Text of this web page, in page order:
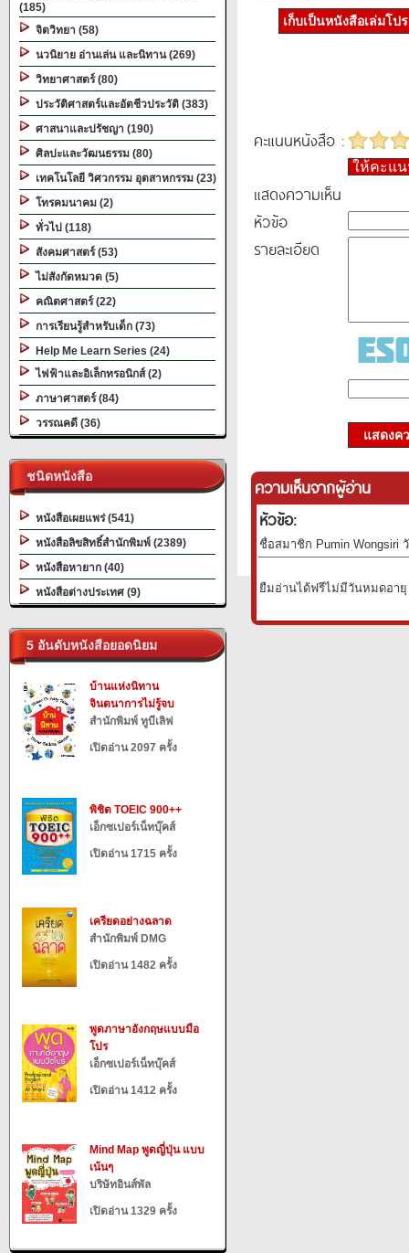
(185)
จิตวิทยา (58)
นวนิยาย อ่านเล่น และนิทาน (269)
วิทยาศาสตร์ (80)
ประวัติศาสตร์และอัตชีวประวัติ (383)
ศาสนาและปรัชญา (190)
ศิลปะและวัฒนธรรม (80)
เทคโนโลยี วิศวกรรม อุตสาหกรรม (23)
โทรคมนาคม (2)
ทั่วไป (118)
สังคมศาสตร์ (53)
ไม่สังกัดหมวด (5)
คณิตศาสตร์ (22)
การเรียนรู้สำหรับเด็ก (73)
Help Me Learn Series (24)
ไฟฟ้าและอิเล็กทรอนิกส์ (2)
ภาษาศาสตร์ (84)
วรรณคดี (36)
ชนิดหนังสือ
หนังสือเผยแพร่ (541)
หนังสือลิขสิทธิ์สำนักพิมพ์ (2389)
หนังสือหายาก (40)
หนังสือต่างประเทศ (9)
5 อันดับหนังสือยอดนิยม
บ้านแห่งนิทาน
จินตนาการไม่รู้จบ
สำนักพิมพ์ ทูบีเลิฟ
เปิดอ่าน 2097 ครั้ง
พิชิต TOEIC 900++
เอ็กซเปอร์เน็ทบุ๊คส์
เปิดอ่าน 1715 ครั้ง
เครียดอย่างฉลาด
สำนักพิมพ์ DMG
เปิดอ่าน 1482 ครั้ง
พูดภาษาอังกฤษแบบมือ
โปร
เอ็กซเปอร์เน็ทบุ๊คส์
เปิดอ่าน 1412 ครั้ง
Mind Map พูดญี่ปุ่น แบบ
เน้นๆ
บริษัทอินส์พัล
เปิดอ่าน 1329 ครั้ง
เก็บเป็นหนังสือเล่มโป
คะแนนหนังสือ :
ให้คะแ
แสดงความเห็น
หัวข้อ
รายละเอียด
แสดงค
ความเห็นจากผู้อ่าน
หัวข้อ:
ชื่อสมาชิก Pumin Wongsiri
ยืมอ่านได้ฟรีไม่มีวันหมดอายุ